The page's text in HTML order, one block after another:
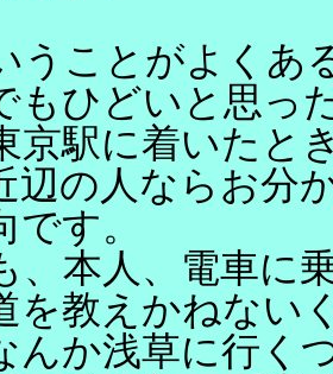
うことがよくあ
もひどいと思っ
京駅に着いたと
辺の人ならお分
です。
、本人、電車に
を教えかねない
んか浅草に行く